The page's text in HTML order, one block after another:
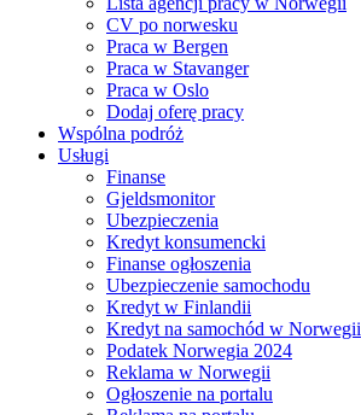
CV po norwesku
Praca w Bergen
Praca w Stavanger
Praca w Oslo
Dodaj oferę pracy
Wspólna podróż
Usługi
Finanse
Gjeldsmonitor
Ubezpieczenia
Kredyt konsumencki
Finanse ogłoszenia
Ubezpieczenie samochodu
Kredyt w Finlandii
Kredyt na samochód w Norwegii
Podatek Norwegia 2024
Reklama w Norwegii
Ogłoszenie na portalu